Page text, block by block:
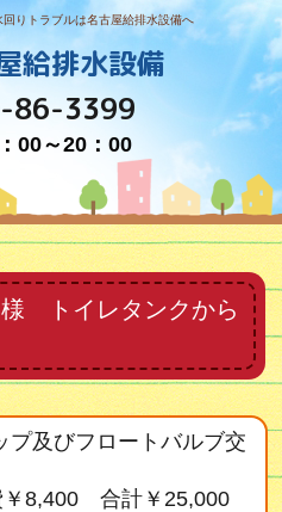
りトラブルは名古屋給排水設備へ
給排水設備
86-3399
00～20：00
トイレタンクから
プ及びフロートバルブ交
￥8,400 合計￥25,000